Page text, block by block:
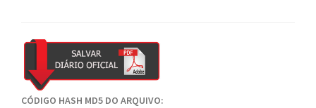
CÓDIGO HASH MD5 DO ARQUIVO: